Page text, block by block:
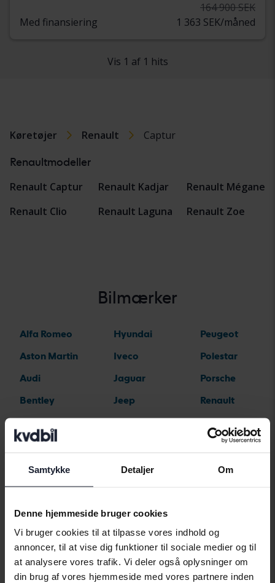
Samtykke Detaljer Om
Denne hjemmeside bruger cookies
Vi bruger cookies til at tilpasse vores indhold og
annoncer, til at vise dig funktioner til sociale medier og til
at analysere vores trafik. Vi deler også oplysninger om
din brug af vores hjemmeside med vores partnere inden
164 900 SEK
Med finansiering
1 363 SEK/måned
Vis 1 af 1 hits
Køretøjer Renault Captur
Renaultmodeller
Renault Captur
Renault Clio
Renault Kadjar
Renault Laguna
Renault Mégane
Renault Zoe
Bilmærker
Alfa Romeo
Aston Martin
Audi
Bentley
BYD
Cadillac
Chevrolet
Chrysler
Citroen
Dodge
Hyundai
Iveco
Jaguar
Jeep
Lexus
Maserati
Mazda
MG
Peugeot
Polestar
Porsche
Renault
Saab
SEAT
Suzuki
Toyota